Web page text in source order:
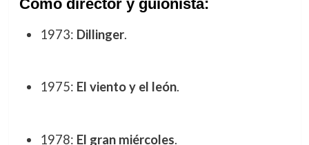
Como director y guionista:
1973: Dillinger.
1975: El viento y el león.
1978: El gran miércoles.